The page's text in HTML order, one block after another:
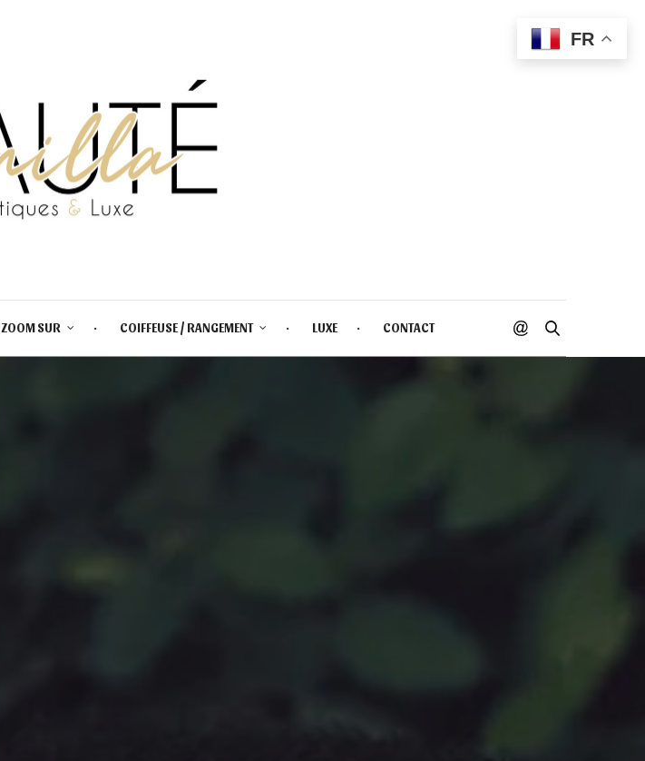
ZOOM SUR COIFFEUSE / RANGEMENT LUXE CONTACT
FR